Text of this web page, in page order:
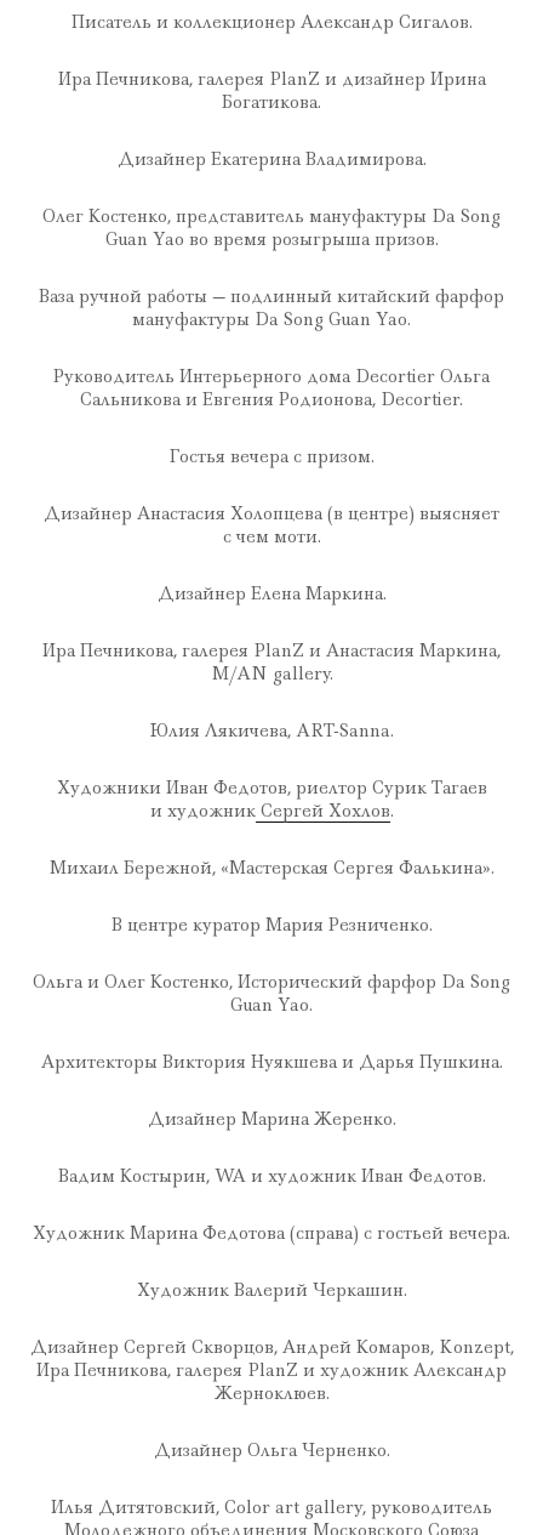
Писатель и коллекционер Александр Сигалов.
Ира Печникова, галерея PlanZ и дизайнер Ирина
Богатикова.
Дизайнер Екатерина Владимирова.
Олег Костенко, представитель мануфактуры Da Song
Guan Yao во время розыгрыша призов.
Ваза ручной работы — подлинный китайский фарфор
мануфактуры Da Song Guan Yao.
Руководитель Интерьерного дома Decortier Ольга
Сальникова и Евгения Родионова, Decortier.
Гостья вечера с призом.
Дизайнер Анастасия Холопцева (в центре) выясняет
с чем моти.
Дизайнер Елена Маркина.
Ира Печникова, галерея PlanZ и Анастасия Маркина,
M/AN gallery.
Юлия Лякичева, ART-Sanna.
Художники Иван Федотов, риелтор Сурик Тагаев
и художникСергей Хохлов.
Михаил Бережной, «Мастерская Сергея Фалькина».
В центре куратор Мария Резниченко.
Ольга и Олег Костенко, Исторический фарфор Da Song
Guan Yao.
Архитекторы Виктория Нуякшева и Дарья Пушкина.
Дизайнер Марина Жеренко.
Вадим Костырин, WA и художник Иван Федотов.
Художник Марина Федотова (справа) с гостьей вечера.
Художник Валерий Черкашин.
Дизайнер Сергей Скворцов, Андрей Комаров, Konzept,
Ира Печникова, галерея PlanZ и художник Александр
Жерноклюев.
Дизайнер Ольга Черненко.
Илья Дитятовский, Color art gallery, руководитель
Молодежного объединения Московского Союза